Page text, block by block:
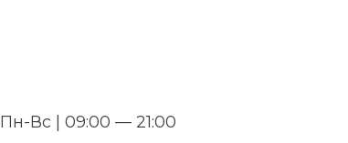
Пн-Вс | 09:00 — 21:00